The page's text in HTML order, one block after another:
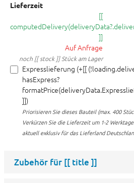
Lieferzeit
[[
]]
Auf Anfrage
noch [[ stock ]] Stück am Lager
Expresslieferung (+[[
hasExpress?
]])
Priorisieren Sie dieses Bauteil (max. 400
Verkürzen Sie die Lieferzeit um 1-2
aktuell exklusiv für das Lieferland
Zubehör für [[ title ]]